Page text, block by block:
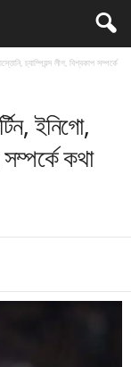
চ্যাম্পিয়ন্স লীগ, বিশ্বকাপ সম্পর্কে
ইনিগো,
কথা